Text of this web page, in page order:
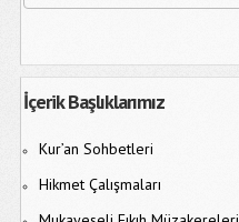
İçerik Başlıklarımız
Kur’an Sohbetleri
Hikmet Çalışmaları